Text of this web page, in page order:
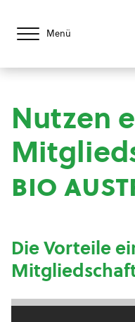
Menü
Nutzen
bio
Die Vorteile